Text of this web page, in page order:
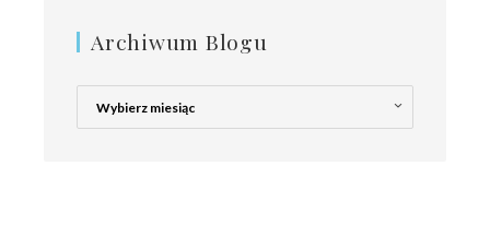
Archiwum Blogu
Archiwum
Blogu